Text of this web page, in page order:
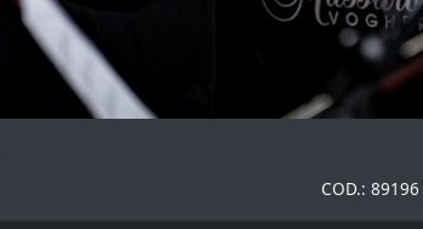
COD.: 89196